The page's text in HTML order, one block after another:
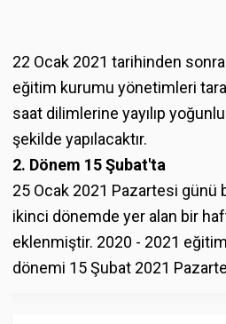
22 Ocak 2021 tarihinden sonra
eğitim kurumu yönetimleri
saat dilimlerine yayılıp
şekilde yapılacaktır.
2. Dönem 15 Şubat'ta
25 Ocak 2021 Pazartesi günü
ikinci dönemde yer alan bir
eklenmiştir. 2020 - 2021 eğitim
dönemi 15 Şubat 2021